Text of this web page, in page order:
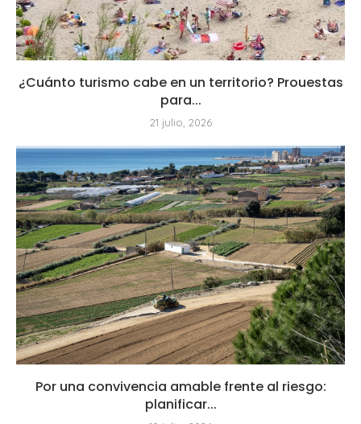
¿Cuánto turismo cabe en un territorio? Prouestas
para...
21 julio, 2026
Por una convivencia amable frente al riesgo:
planificar...